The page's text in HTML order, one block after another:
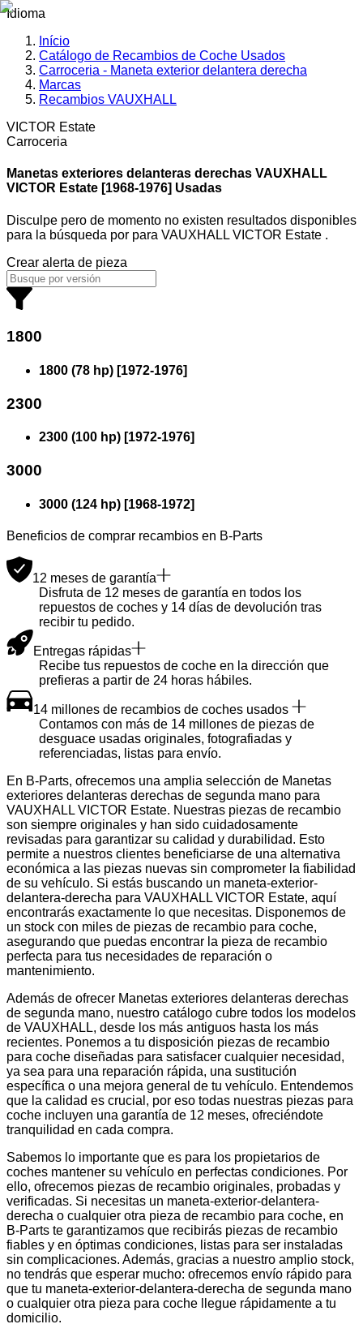
Idioma
Início
Catálogo de Recambios de Coche Usados
Carroceria - Maneta exterior delantera derecha
Marcas
Recambios VAUXHALL
VICTOR Estate
Carroceria
Manetas exteriores delanteras derechas VAUXHALL
VICTOR Estate [1968-1976] Usadas
Disculpe pero de momento no existen resultados disponibles
para la búsqueda por para VAUXHALL VICTOR Estate .
Crear alerta de pieza
1800
1800 (78 hp) [1972-1976]
2300
2300 (100 hp) [1972-1976]
3000
3000 (124 hp) [1968-1972]
Beneficios de comprar recambios en B-Parts
12 meses de garantía
Disfruta de 12 meses de garantía en todos los
repuestos de coches y 14 días de devolución tras
recibir tu pedido.
Entregas rápidas
Recibe tus repuestos de coche en la dirección que
prefieras a partir de 24 horas hábiles.
14 millones de recambios de coches usados
Contamos con más de 14 millones de piezas de
desguace usadas originales, fotografiadas y
referenciadas, listas para envío.
En B-Parts, ofrecemos una amplia selección de Manetas
exteriores delanteras derechas de segunda mano para
VAUXHALL VICTOR Estate. Nuestras piezas de recambio
son siempre originales y han sido cuidadosamente
revisadas para garantizar su calidad y durabilidad. Esto
permite a nuestros clientes beneficiarse de una alternativa
económica a las piezas nuevas sin comprometer la fiabilidad
de su vehículo. Si estás buscando un maneta-exterior-
delantera-derecha para VAUXHALL VICTOR Estate, aquí
encontrarás exactamente lo que necesitas. Disponemos de
un stock con miles de piezas de recambio para coche,
asegurando que puedas encontrar la pieza de recambio
perfecta para tus necesidades de reparación o
mantenimiento.
Además de ofrecer Manetas exteriores delanteras derechas
de segunda mano, nuestro catálogo cubre todos los modelos
de VAUXHALL, desde los más antiguos hasta los más
recientes. Ponemos a tu disposición piezas de recambio
para coche diseñadas para satisfacer cualquier necesidad,
ya sea para una reparación rápida, una sustitución
específica o una mejora general de tu vehículo. Entendemos
que la calidad es crucial, por eso todas nuestras piezas para
coche incluyen una garantía de 12 meses, ofreciéndote
tranquilidad en cada compra.
Sabemos lo importante que es para los propietarios de
coches mantener su vehículo en perfectas condiciones. Por
ello, ofrecemos piezas de recambio originales, probadas y
verificadas. Si necesitas un maneta-exterior-delantera-
derecha o cualquier otra pieza de recambio para coche, en
B-Parts te garantizamos que recibirás piezas de recambio
fiables y en óptimas condiciones, listas para ser instaladas
sin complicaciones. Además, gracias a nuestro amplio stock,
no tendrás que esperar mucho: ofrecemos envío rápido para
que tu maneta-exterior-delantera-derecha de segunda mano
o cualquier otra pieza para coche llegue rápidamente a tu
domicilio.